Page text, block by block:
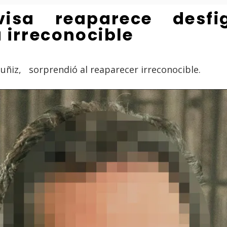
reaparece
irreconocible
sorprendió al reaparecer irreconocible.